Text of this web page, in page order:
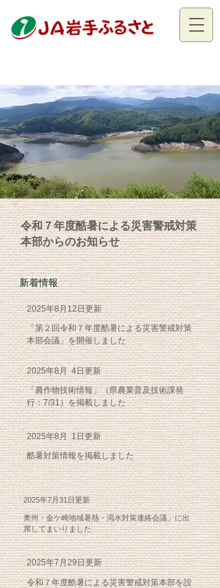
令和７年度酷暑による災害警戒対策
本部からのお知らせ
新着情報
2025年8月12日更新
「第２回令和７年度酷暑による災害警戒対策
本部会議」を開催しました
2025年8月 4日更新
「農作物技術情報」（県農業普及技術課発
行：7/31）を掲載しました
2025年8月 1日更新
酷暑対策情報を掲載しました
2025年7月31日更新
奥州・金ケ崎地域暑熱・渇水対策連絡会議」に出
席してまいりました
2025年7月29日更新
令和７年度酷暑による災害警戒対策本部を設